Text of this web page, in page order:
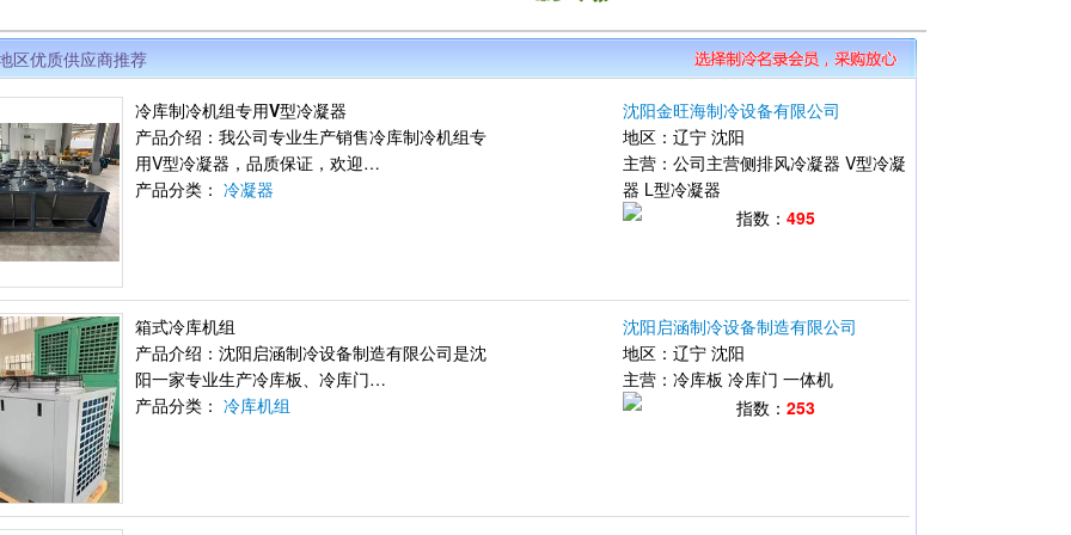
区优质供应商推荐
冷库制冷机组专用V型冷凝器
产品介绍：我公司专业生产销售冷库制冷机组专
用V型冷凝器，品质保证，欢迎…
产品分类： 冷凝器
沈阳金旺海制冷设备有限公司
地区： 辽宁 沈阳
主营： 公司主营侧排风冷凝器 V型冷凝
器 L型冷凝器
指数： 495
箱式冷库机组
产品介绍：沈阳启涵制冷设备制造有限公司是沈
阳一家专业生产冷库板、冷库门…
产品分类： 冷库机组
沈阳启涵制冷设备制造有限公司
地区： 辽宁 沈阳
主营： 冷库板 冷库门 一体机
指数： 253